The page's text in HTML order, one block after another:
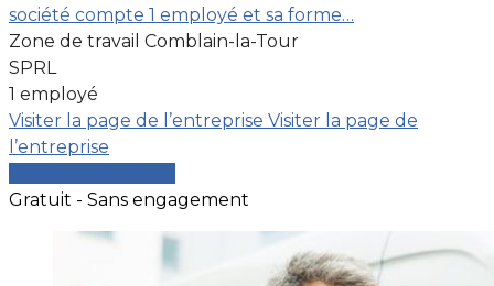
société compte 1 employé et sa forme…
Zone de travail Comblain-la-Tour
SPRL
1 employé
Visiter la page de l’entreprise Visiter la page de
l’entreprise
Gratuit - Sans engagement